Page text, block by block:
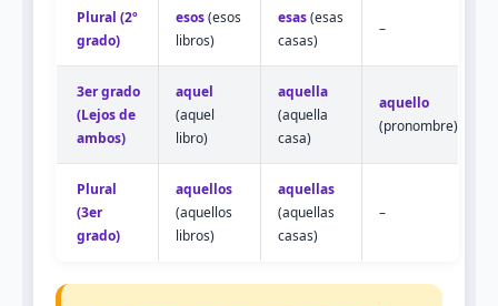
Plural (2º
grado)
esos(esos
libros)
esas(esas
casas)
–
3er grado
(Lejos de
ambos)
aquel
(aquel
libro)
aquella
(aquella
casa)
aquello
(pronombre)
Plural
(3er
grado)
aquellos
(aquellos
libros)
aquellas
(aquellas
casas)
–